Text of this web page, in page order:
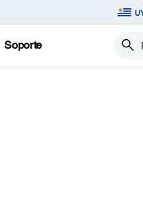
Soporte Buscar